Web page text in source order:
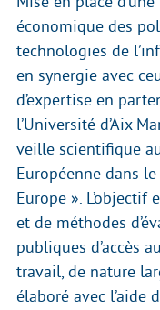
économique des
technologies de
en synergie avec
d’expertise en
l’Université d’Aix
veille scientifique
Européenne dans
Europe ». L’objectif
et de méthodes
publiques d’accès
travail, de nature
élaboré avec l’aide